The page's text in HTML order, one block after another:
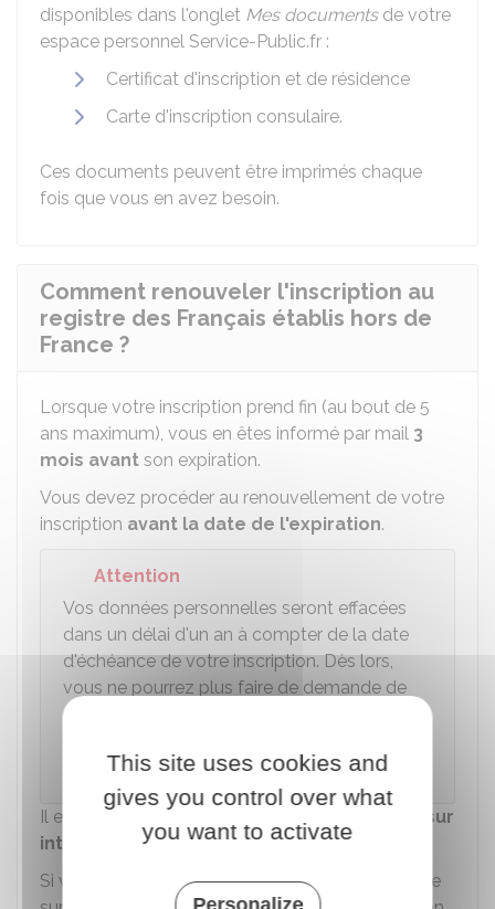
disponibles dans l'onglet Mes documentsde votre
espace personnel Service-Public.fr :
Certificat d'inscription et de résidence
Carte d'inscription consulaire.
Ces documents peuvent être imprimés chaque
fois que vous en avez besoin.
Comment renouveler l'inscription au
registre des Français établis hors de
France ?
Lorsque votre inscription prend fin (au bout de 5
ans maximum), vous en êtes informé par mail 3
mois avant son expiration.
Vous devez procéder au renouvellement de votre
inscription avant la date de l'expiration.
Attention
Vos données personnelles seront effacées
dans un délai d'un an à compter de la date
d'échéance de votre inscription. Dès lors,
vous ne pourrez plus faire de demande de
renouvellement. Seule une demande de 1ère
hors de France vous sera accessible.
Il est recommandé
sur
internet
Si vous n'êtes pas en mesure de faire la demande
This site uses cookies and
gives you control over what
you want to activate
Personalize